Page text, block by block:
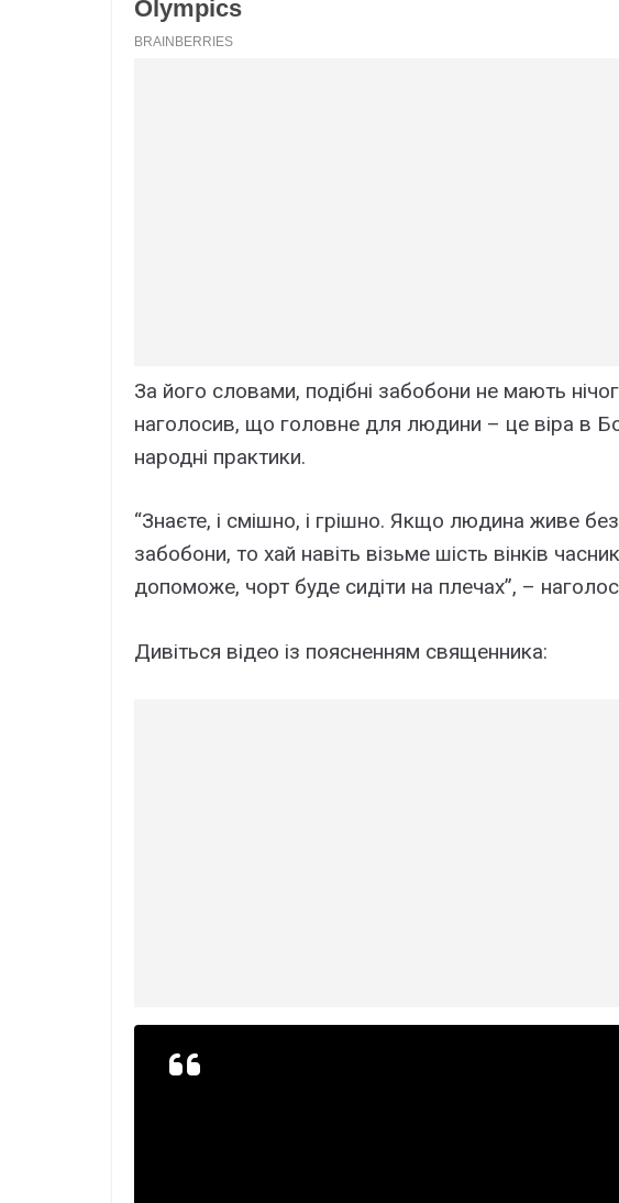
За його словами, подібні забобони не мають
наголосив, що головне для людини – це віра в
народні практики.
“Знаєте, і смішно, і грішно. Якщо людина живе
забобони, то хай навіть візьме шість вінків
допоможе, чорт буде сидіти на плечах”, –
Дивіться відео із поясненням священника: